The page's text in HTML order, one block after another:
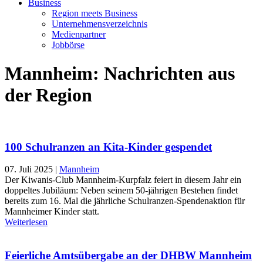
Business
Region meets Business
Unternehmensverzeichnis
Medienpartner
Jobbörse
Mannheim: Nachrichten aus
der Region
100 Schulranzen an Kita-Kinder gespendet
07. Juli 2025 | Mannheim
Der Kiwanis-Club Mannheim-Kurpfalz feiert in diesem Jahr ein
doppeltes Jubiläum: Neben seinem 50-jährigen Bestehen findet
bereits zum 16. Mal die jährliche Schulranzen-Spendenaktion für
Mannheimer Kinder statt.
Weiterlesen
Feierliche Amtsübergabe an der DHBW Mannheim